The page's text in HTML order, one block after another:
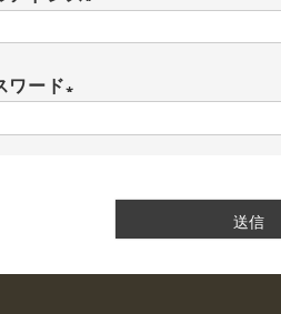
(
須
)
ワード
送信